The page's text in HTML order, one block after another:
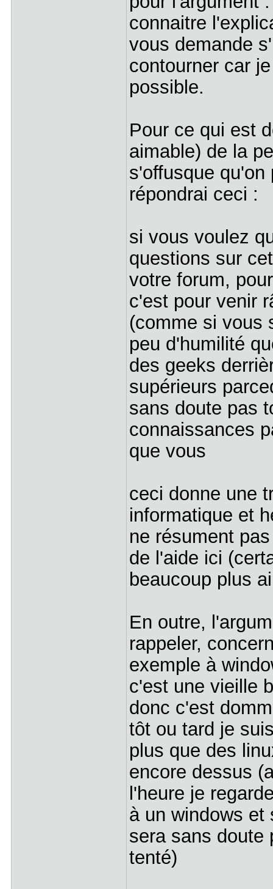
connaitre
vous demande
contourner car
possible.
Pour ce qui est
aimable) de la
s'offusque
répondrai ceci :
si vous voulez
questions sur
votre forum,
c'est pour venir
(comme si vous
peu d'humilité
des geeks
supérieurs
sans doute pas
connaissances
que vous
ceci donne une
informatique et
ne résument
de l'aide ici
beaucoup plus
En outre,
rappeler,
exemple à
c'est une vieille
donc c'est
tôt ou tard je
plus que des
encore dessus
l'heure je
à un windows et
sera sans doute
tenté)